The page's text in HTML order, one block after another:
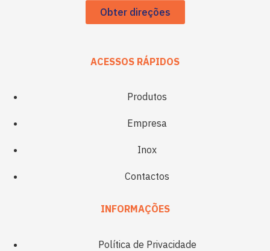
Obter direções
ACESSOS RÁPIDOS
Produtos
Empresa
Inox
Contactos
INFORMAÇÕES
Política de Privacidade